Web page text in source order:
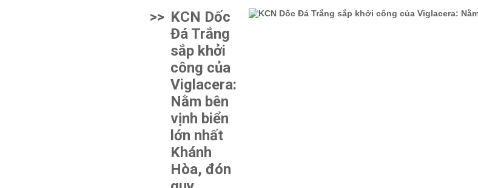
>> KCN Dốc
Đá Trắng
sắp khởi
công của
Viglacera:
Nằm bên
vịnh biển
lớn nhất
Khánh
Hòa, đón